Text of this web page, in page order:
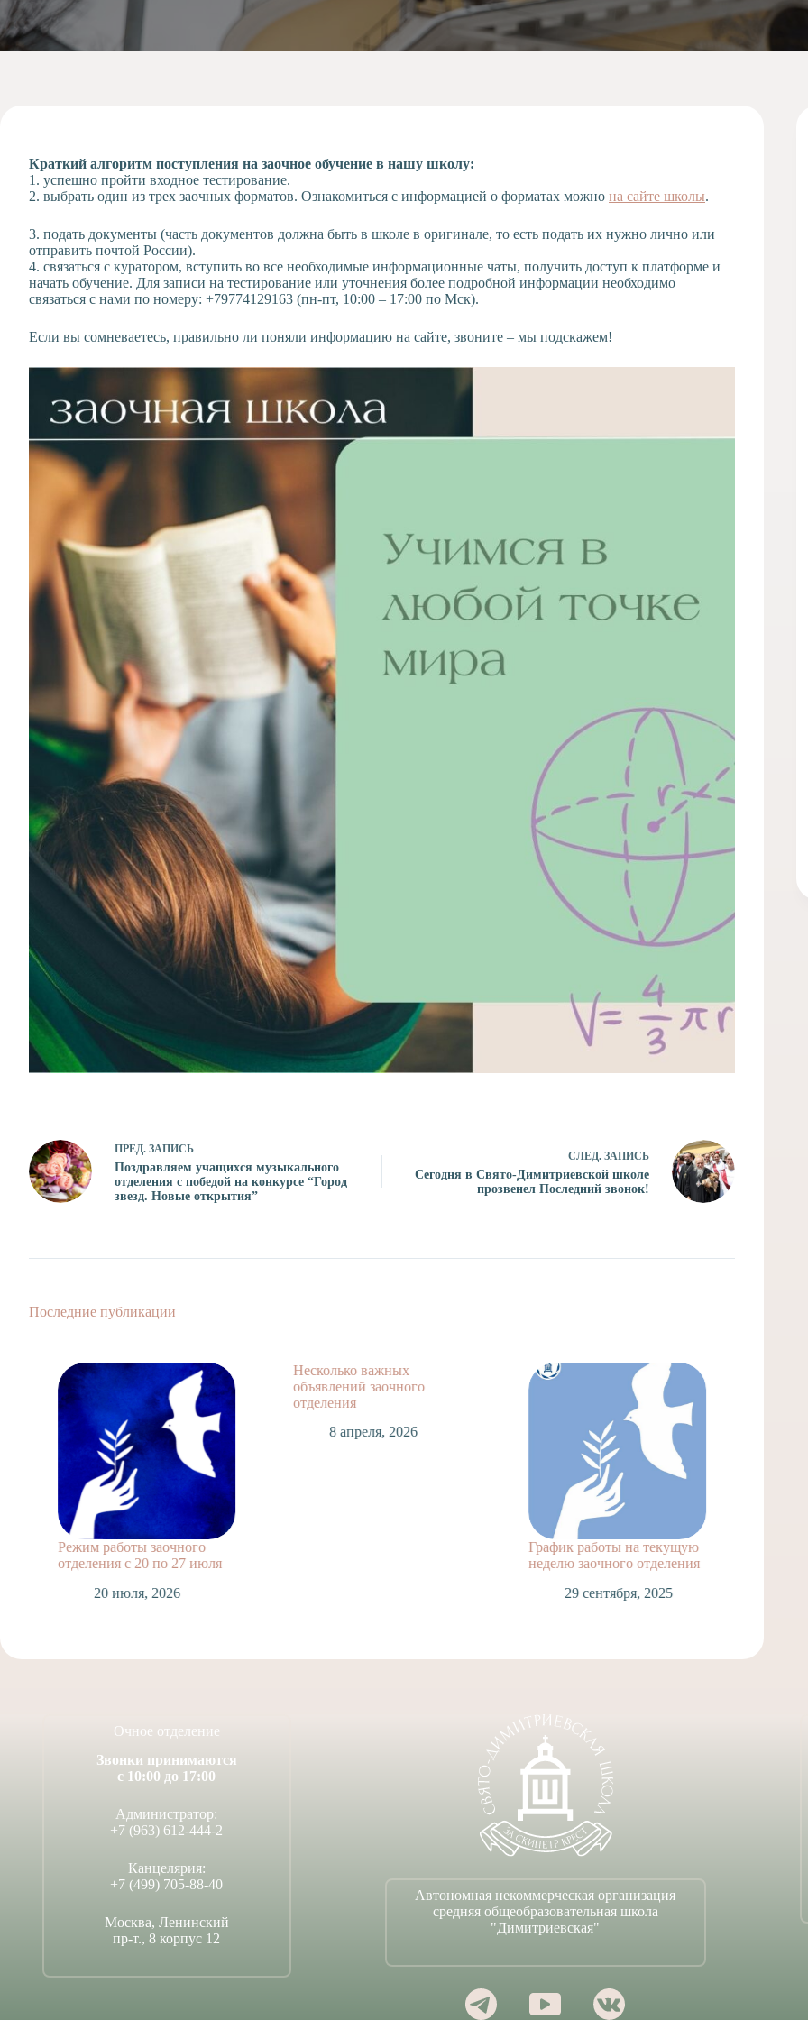
Проекты
Психологическая
Служба
Тьюторская
Краткий алгоритм поступления на заочное обучение в нашу школу:
1. успешно пройти входное тестирование.
2. выбрать один из трех заочных форматов. Ознакомиться с информацией о форматах можно на сайте школы.
3. подать документы (часть документов должна быть в школе в оригинале, то есть подать их нужно лично или
отправить почтой России).
4. связаться с куратором, вступить во все необходимые информационные чаты, получить доступ к платформе и
начать обучение. Для записи на тестирование или уточнения более подробной информации необходимо
связаться с нами по номеру: +79774129163 (пн-пт, 10:00 – 17:00 по Мск).
Если вы сомневаетесь, правильно ли поняли информацию на сайте, звоните – мы подскажем!
ПРЕД. ЗАПИСЬ
Поздравляем учащихся музыкального
отделения с победой на конкурсе “Город
звезд. Новые открытия”
СЛЕД. ЗАПИСЬ
Сегодня в Свято-Димитриевской школе
прозвенел Последний звонок!
Последние публикации
Режим работы заочного
отделения с 20 по 27 июля
20 июля, 2026
Несколько важных
объявлений заочного
отделения
8 апреля, 2026
График работы на текущую
неделю заочного отделения
29 сентября, 2025
Очное отделение
Звонки принимаются
с 10:00 до 17:00
Администратор:
+7 (963) 612-444-2
Канцелярия:
+7 (499) 705-88-40
Москва, Ленинский
пр-т., 8 корпус 12
Автономная некоммерческая организация
средняя общеобразовательная школа
"Димитриевская"